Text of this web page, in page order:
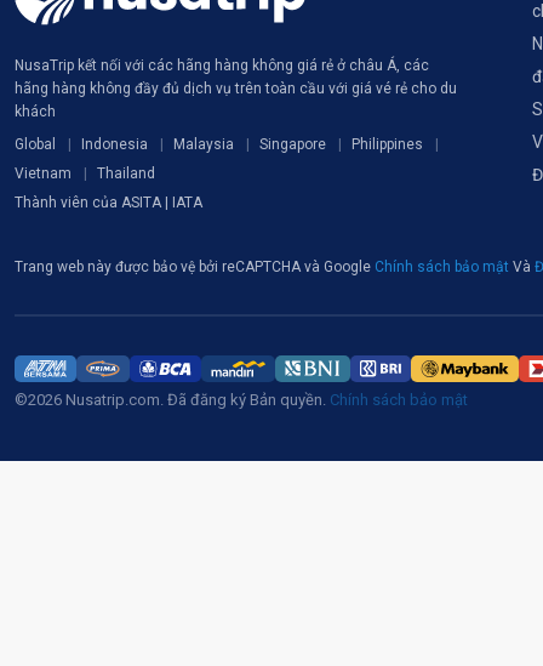
NusaTrip kết nối với các hãng hàng không giá rẻ ở châu Á, các
hãng hàng không đầy đủ dịch vụ trên toàn cầu với giá vé rẻ cho du
khách
Global
Indonesia Malaysia Singapore
Philippines
Vietnam
Thailand
Thành viên của ASITA | IATA
Trang web này được bảo vệ bởi reCAPTCHA và Google Chính sách bảo mật Và
©2026 Nusatrip.com. Đã đăng ký Bản quyền. Chính sách bảo mật